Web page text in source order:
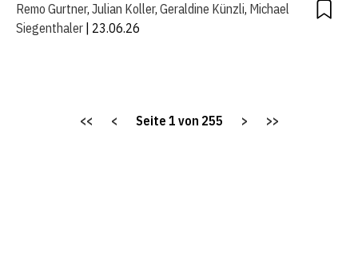
Remo Gurtner, Julian Koller, Geraldine Künzli, Michael
Siegenthaler | 23.06.26
<< < Seite 1 von 255 > >>